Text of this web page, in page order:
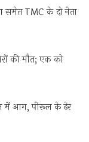
समेत TMC के दो नेता
की मौत; एक को
में आग, पीरूल के ढेर